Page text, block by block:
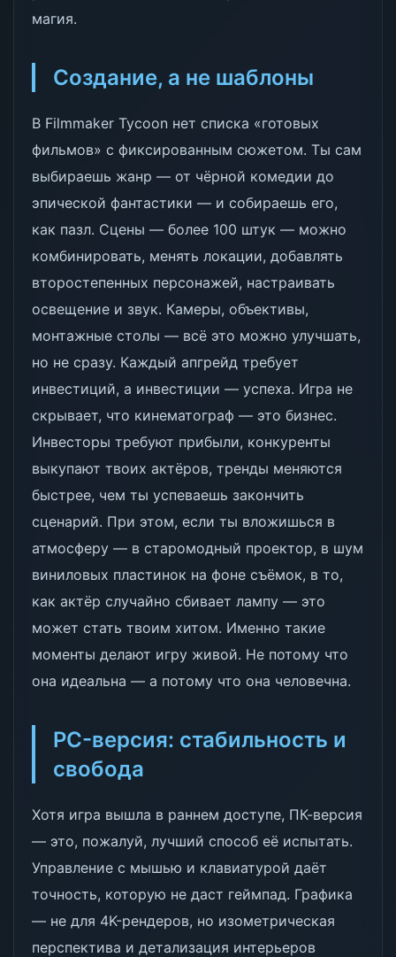
магия.
Создание, а не шаблоны
В Filmmaker Tycoon нет списка «готовых
фильмов» с фиксированным сюжетом. Ты сам
выбираешь жанр — от чёрной комедии до
эпической фантастики — и собираешь его,
как пазл. Сцены — более 100 штук — можно
комбинировать, менять локации, добавлять
второстепенных персонажей, настраивать
освещение и звук. Камеры, объективы,
монтажные столы — всё это можно улучшать,
но не сразу. Каждый апгрейд требует
инвестиций, а инвестиции — успеха. Игра не
скрывает, что кинематограф — это бизнес.
Инвесторы требуют прибыли, конкуренты
выкупают твоих актёров, тренды меняются
быстрее, чем ты успеваешь закончить
сценарий. При этом, если ты вложишься в
атмосферу — в старомодный проектор, в шум
виниловых пластинок на фоне съёмок, в то,
как актёр случайно сбивает лампу — это
может стать твоим хитом. Именно такие
моменты делают игру живой. Не потому что
она идеальна — а потому что она человечна.
PC-версия: стабильность и
свобода
Хотя игра вышла в раннем доступе, ПК-версия
— это, пожалуй, лучший способ её испытать.
Управление с мышью и клавиатурой даёт
точность, которую не даст геймпад. Графика
— не для 4K-рендеров, но изометрическая
перспектива и детализация интерьеров